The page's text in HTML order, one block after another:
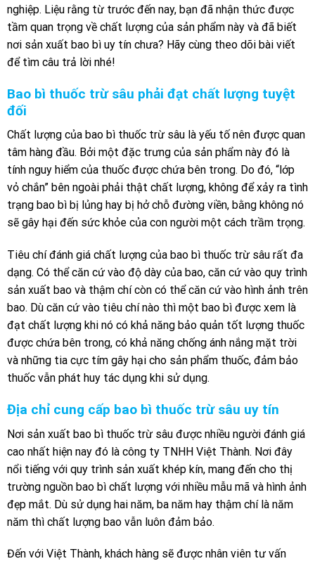
nghiệp. Liệu rằng từ trước đến nay, bạn đã nhận thức được
tầm quan trọng về chất lượng của sản phẩm này và đã biết
nơi sản xuất bao bì uy tín chưa? Hãy cùng theo dõi bài viết
để tìm câu trả lời nhé!
Bao bì thuốc trừ sâu phải đạt chất lượng tuyệt
đối
Chất lượng của bao bì thuốc trừ sâu là yếu tố nên được quan
tâm hàng đầu. Bởi một đặc trưng của sản phẩm này đó là
tính nguy hiểm của thuốc được chứa bên trong. Do đó, “lớp
vỏ chắn” bên ngoài phải thật chất lượng, không để xảy ra tình
trạng bao bì bị lủng hay bị hở chỗ đường viền, bằng không nó
sẽ gây hại đến sức khỏe của con người một cách trầm trọng.
Tiêu chí đánh giá chất lượng của bao bì thuốc trừ sâu rất đa
dạng. Có thể căn cứ vào độ dày của bao, căn cứ vào quy trình
sản xuất bao và thậm chí còn có thể căn cứ vào hình ảnh trên
bao. Dù căn cứ vào tiêu chí nào thì một bao bì được xem là
đạt chất lượng khi nó có khả năng bảo quản tốt lượng thuốc
được chứa bên trong, có khả năng chống ánh nắng mặt trời
và những tia cực tím gây hại cho sản phẩm thuốc, đảm bảo
thuốc vẫn phát huy tác dụng khi sử dụng.
Địa chỉ cung cấp bao bì thuốc trừ sâu uy tín
Nơi sản xuất bao bì thuốc trừ sâu được nhiều người đánh giá
cao nhất hiện nay đó là công ty TNHH Việt Thành. Nơi đây
nổi tiếng với quy trình sản xuất khép kín, mang đến cho thị
trường nguồn bao bì chất lượng với nhiều mẫu mã và hình ảnh
đẹp mắt. Dù sử dụng hai năm, ba năm hay thậm chí là năm
năm thì chất lượng bao vẫn luôn đảm bảo.
Đến với Việt Thành, khách hàng sẽ được nhân viên tư vấn